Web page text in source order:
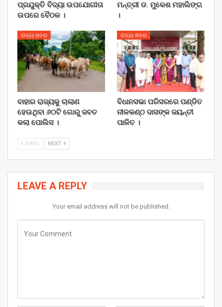
ପ୍ରଯୁକ୍ତି ବିଦ୍ୟା ଉପଯୋଗୀତା
ଉପରେ ବୈଠକ ।
ମନ୍ତ୍ରୀ ଡ. ମୁକେଶ ମହାଲିଙ୍ଗ
।
ରାଜ୍ୟ ଖବର
ବାହାର ରାଜ୍ୟକୁ ଚାଲାଣ
ହେଉଥିବା ୬୦ଟି ଗୋରୁ ଜବତ
କଲା ପୋଲିସ ।
ରାଜ୍ୟ ଖବର
ବିଧାନସଭା ପରିସରରେ ପଣ୍ଡିତ
ନୀଳକଣ୍ଠ ଦାସଙ୍କ ଜୟନ୍ତୀ
ପାଳିତ ।
PREV NEXT
LEAVE A REPLY
Your email address will not be published.